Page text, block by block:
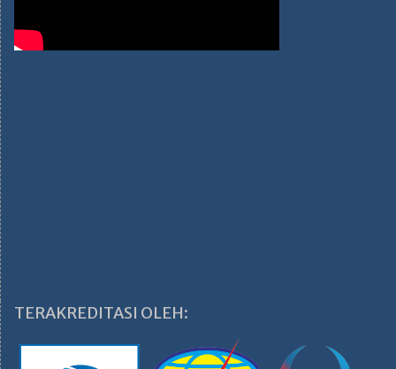
TERAKREDITASI OLEH: